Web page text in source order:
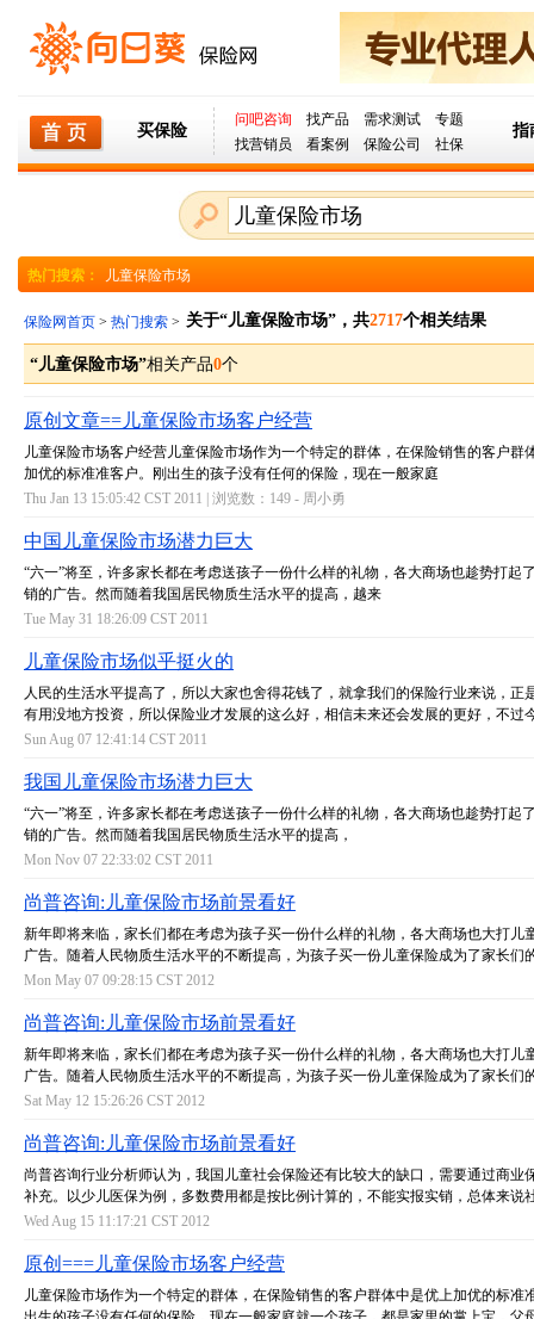
买保险
问吧咨询 找产品 需求测试
专题
找营销员
看案例 保险公司 社保
指
热门搜索： 儿童保险市场
保险网首页 > 热门搜索 > 关于“儿童保险市场”，共2717个相关结果
“儿童保险市场”相关产品0个
原创文章==儿童保险市场客户经营
儿童保险市场客户经营儿童保险市场作为一个特定的群体，在保险销售的客户群
加优的标准准客户。刚出生的孩子没有任何的保险，现在一般家庭
Thu Jan 13 15:05:42 CST 2011 | 浏览数：149 - 周小勇
中国儿童保险市场潜力巨大
“六一”将至，许多家长都在考虑送孩子一份什么样的礼物，各大商场也趁势打起
销的广告。然而随着我国居民物质生活水平的提高，越来
Tue May 31 18:26:09 CST 2011
儿童保险市场似乎挺火的
人民的生活水平提高了，所以大家也舍得花钱了，就拿我们的保险行业来说，正
有用没地方投资，所以保险业才发展的这么好，相信未来还会发展的更好，不过
Sun Aug 07 12:41:14 CST 2011
我国儿童保险市场潜力巨大
“六一”将至，许多家长都在考虑送孩子一份什么样的礼物，各大商场也趁势打起
销的广告。然而随着我国居民物质生活水平的提高，
Mon Nov 07 22:33:02 CST 2011
尚普咨询:儿童保险市场前景看好
新年即将来临，家长们都在考虑为孩子买一份什么样的礼物，各大商场也大打儿
广告。随着人民物质生活水平的不断提高，为孩子买一份儿童保险成为了家长们
Mon May 07 09:28:15 CST 2012
尚普咨询:儿童保险市场前景看好
新年即将来临，家长们都在考虑为孩子买一份什么样的礼物，各大商场也大打儿
广告。随着人民物质生活水平的不断提高，为孩子买一份儿童保险成为了家长们
Sat May 12 15:26:26 CST 2012
尚普咨询:儿童保险市场前景看好
尚普咨询行业分析师认为，我国儿童社会保险还有比较大的缺口，需要通过商业
补充。以少儿医保为例，多数费用都是按比例计算的，不能实报实销，总体来说
Wed Aug 15 11:17:21 CST 2012
原创===儿童保险市场客户经营
儿童保险市场作为一个特定的群体，在保险销售的客户群体中是优上加优的标准